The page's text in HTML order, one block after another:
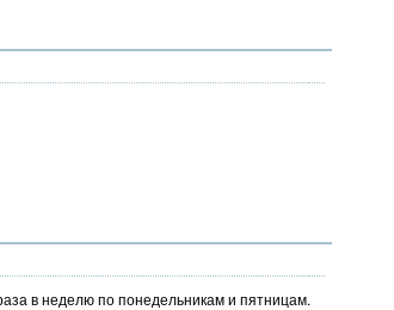
в неделю по понедельникам и пятницам.